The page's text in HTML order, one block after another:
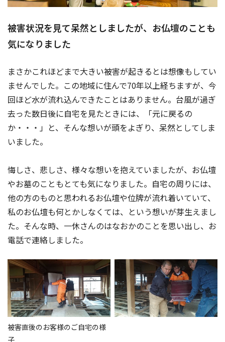
被害状況を見て呆然としましたが、お仏壇のことも
気になりました
まさかこれほどまで大きい被害が起きるとは想像もしてい
ませんでした。この地域に住んで70年以上経ちますが、今
回ほど水が流れ込んできたことはありません。台風が過ぎ
去った数日後に自宅を見たときには、「元に戻るの
か・・・」と、そんな想いが頭をよぎり、呆然としてしま
いました。
悔しさ、悲しさ、様々な想いを抱えていましたが、お仏壇
やお墓のこともとても気になりました。自宅の周りには、
他の方のものと思われるお仏壇や位牌が流れ着いていて、
私のお仏壇も何とかしなくては、という想いが芽生えまし
た。そんな時、一休さんのはなおかのことを思い出し、お
電話で連絡しました。
被害直後のお客様のご自宅の様
子